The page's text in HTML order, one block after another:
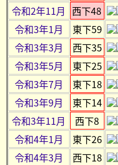
令和2年11月 西下48
令和3年1月
東下59
令和3年3月
西下35
令和3年5月
東下25
令和3年7月
東下18
令和3年9月
東下14
令和3年11月
西下8
令和4年1月
東下26
令和4年3月
西下18